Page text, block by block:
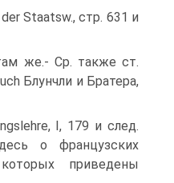
Staatsw., стр. 631 и
же.- Ср. также ст.
Блунчли и Братера,
I, 179 и след.
о французских
приведены